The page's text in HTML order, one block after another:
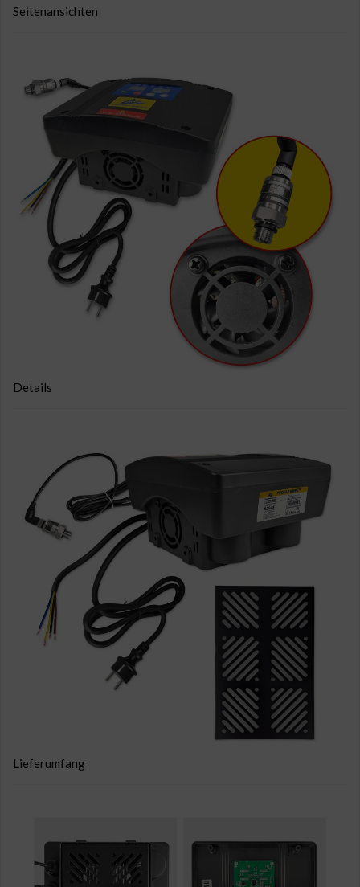
Seitenansichten
Details
Lieferumfang